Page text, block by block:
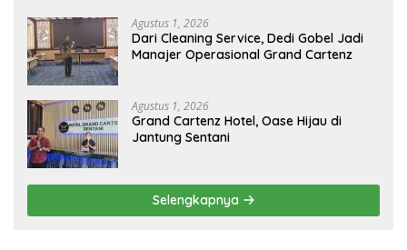
Agustus 1, 2026
Dari Cleaning Service, Dedi Gobel Jadi
Manajer Operasional Grand Cartenz
Agustus 1, 2026
Grand Cartenz Hotel, Oase Hijau di
Jantung Sentani
Selengkapnya